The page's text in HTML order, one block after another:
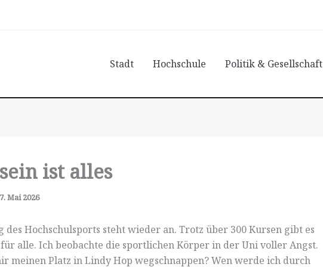
Stadt Hochschule Politik & Gesellschaft
ist alles
7. Mai 2026
des Hochschulsports steht wieder an. Trotz über 300 Kursen gibt es
alle. Ich beobachte die sportlichen Körper in der Uni voller Angst.
meinen Platz in Lindy Hop wegschnappen? Wen werde ich durch